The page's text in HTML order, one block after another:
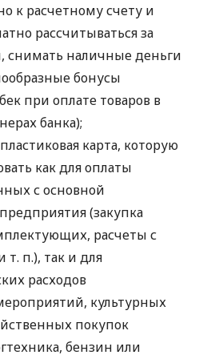
к расчетному счету и
рассчитываться за
снимать наличные деньги
бонусы
при оплате товаров в
банка);
карта, которую
как для оплаты
с основной
(закупка
расчеты с
т. п.), так и для
расходов
культурных
покупок
бензин или